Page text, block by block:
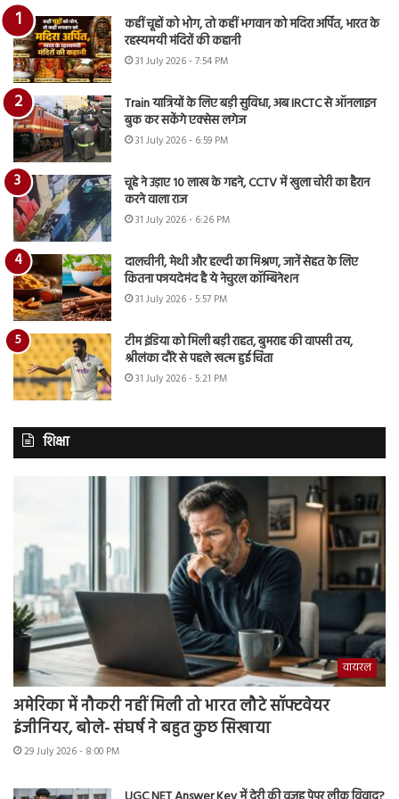
कहीं चूहों को भोग, तो कहीं भगवान को मदिरा अर्पित, भारत के
रहस्यमयी मंदिरों की कहानी
31 July 2026 - 7:54 PM
Train यात्रियों के लिए बड़ी सुविधा, अब IRCTC से ऑनलाइन
बुक कर सकेंगे एक्सेस लगेज
31 July 2026 - 6:59 PM
चूहे ने उड़ाए 10 लाख के गहने, CCTV में खुला चोरी का हैरान
करने वाला राज
31 July 2026 - 6:26 PM
दालचीनी, मेथी और हल्दी का मिश्रण, जानें सेहत के लिए
कितना फायदेमंद है ये नेचुरल कॉम्बिनेशन
31 July 2026 - 5:57 PM
टीम इंडिया को मिली बड़ी राहत, बुमराह की वापसी तय,
श्रीलंका दौरे से पहले खत्म हुई चिंता
31 July 2026 - 5:21 PM
शिक्षा
वायरल
अमेरिका में नौकरी नहीं मिली तो भारत लौटे सॉफ्टवेयर
इंजीनियर, बोले- संघर्ष ने बहुत कुछ सिखाया
29 July 2026 - 8:00 PM